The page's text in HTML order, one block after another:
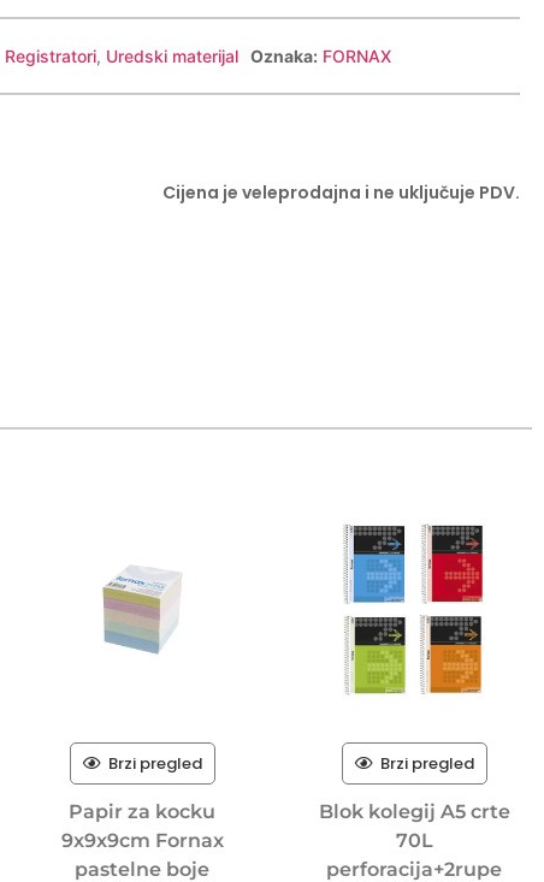
Registratori, Uredski materijal Oznaka: FORNAX
Cijena je veleprodajna i ne uključuje PDV.
Brzi pregled
Papir za kocku
9x9x9cm Fornax
pastelne boje
Brzi pregled
Blok kolegij A5 crte
70L
perforacija+2rupe